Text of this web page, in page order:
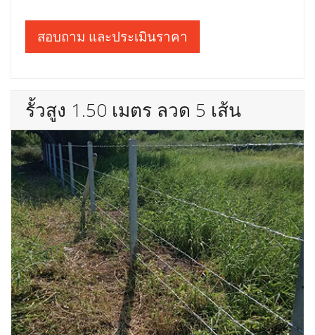
สอบถาม และประเมินราคา
รั้วสูง 1.50 เมตร ลวด 5 เส้น